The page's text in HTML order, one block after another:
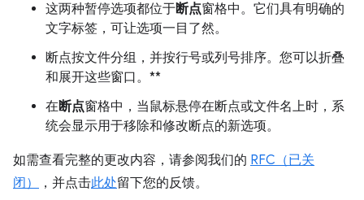
这两种暂停选项都位于断点窗格中。它们具有明确的
文字标签，可让选项一目了然。
断点按文件分组，并按行号或列号排序。您可以折叠
和展开这些窗口。**
在断点窗格中，当鼠标悬停在断点或文件名上时，系
统会显示用于移除和修改断点的新选项。
如需查看完整的更改内容，请参阅我们的 RFC（已关
闭）
，并点击此处留下您的反馈。